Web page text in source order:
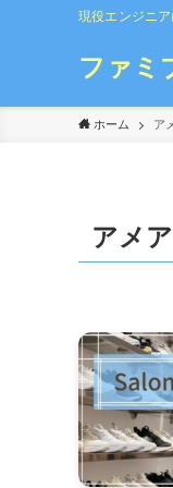
現役エンジニ
ファミ
ホーム ア
アメ